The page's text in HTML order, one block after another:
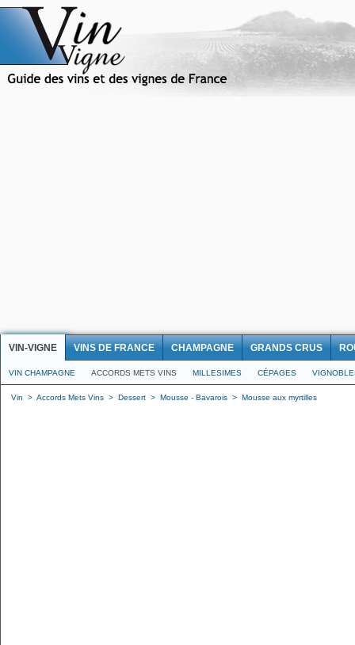
VIN-VIGNE VINS DE FRANCE CHAMPAGNE GRANDS CRUS
VIN CHAMPAGNE ACCORDS METS VINS MILLESIMES CÉPAGES
Vin > Accords Mets Vins > Dessert > Mousse - Bavarois > Mousse aux myrtilles